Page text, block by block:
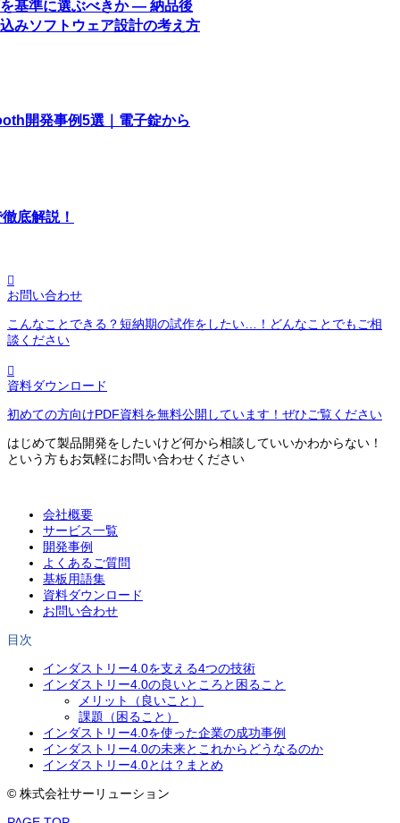
基準に選ぶべきか ― 納品後
みソフトウェア設計の考え方
開発事例5選｜電子錠から
底解説！

お問い合わせ
こんなことできる？短納期の試作をしたい…！どんなことでもご相
談ください

資料ダウンロード
初めての方向けPDF資料を無料公開しています！ぜひご覧ください
はじめて製品開発をしたいけど何から相談していいかわからない！
という方もお気軽にお問い合わせください
会社概要
サービス一覧
開発事例
よくあるご質問
基板用語集
資料ダウンロード
お問い合わせ
目次
インダストリー4.0を支える4つの技術
インダストリー4.0の良いところと困ること
メリット（良いこと）
課題（困ること）
インダストリー4.0を使った企業の成功事例
インダストリー4.0の未来とこれからどうなるのか
インダストリー4.0とは？まとめ
© 株式会社サーリューション